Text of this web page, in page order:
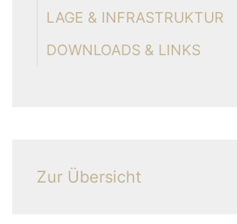
LAGE & INFRASTRUKTUR
DOWNLOADS & LINKS
Zur Übersicht